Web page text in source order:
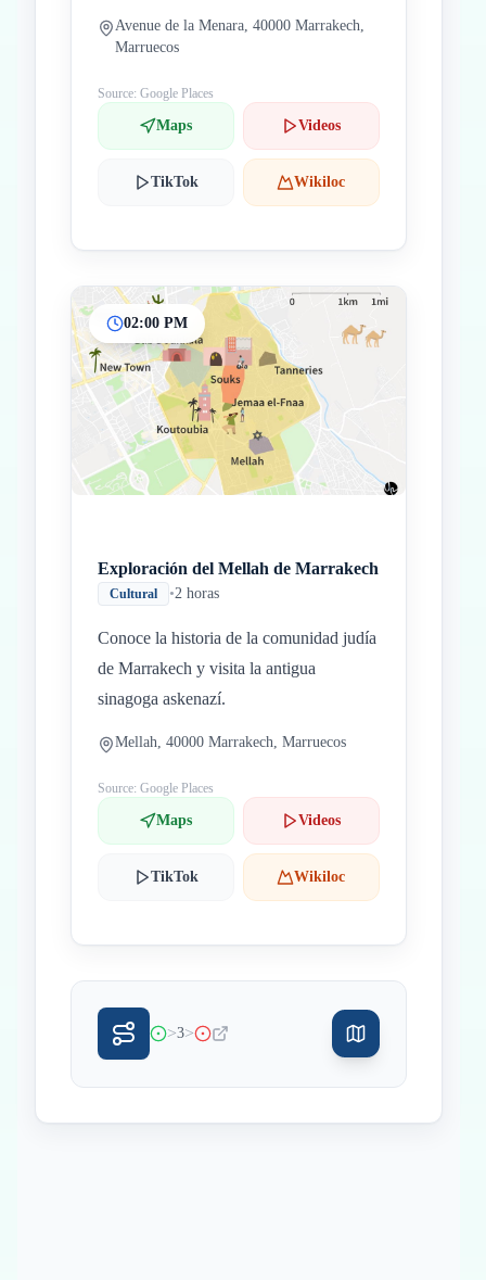
Avenue de la Menara, 40000 Marrakech,
Marruecos
Source: Google Places
Maps Videos
TikTok Wikiloc
02:00 PM
Exploración del Mellah de Marrakech
Cultural •2 horas
Conoce la historia de la comunidad judía
de Marrakech y visita la antigua
sinagoga askenazí.
Mellah, 40000 Marrakech, Marruecos
Source: Google Places
Maps Videos
TikTok Wikiloc
>3>